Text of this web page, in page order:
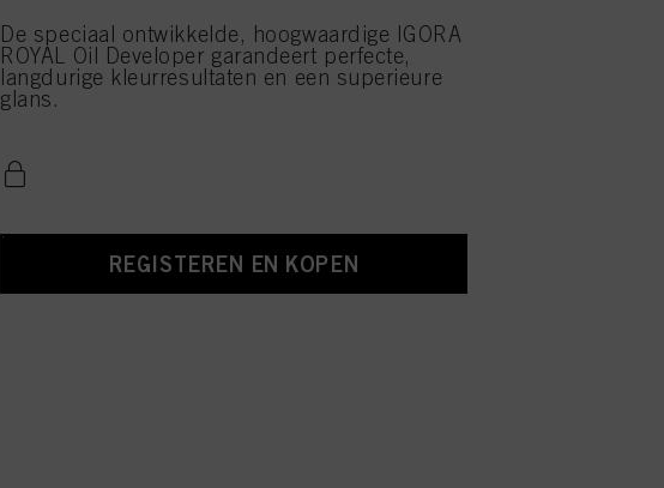
De speciaal ontwikkelde, hoogwaardige IGORA
ROYAL Oil Developer garandeert perfecte,
langdurige kleurresultaten en een superieure
glans.
REGISTEREN EN KOPEN